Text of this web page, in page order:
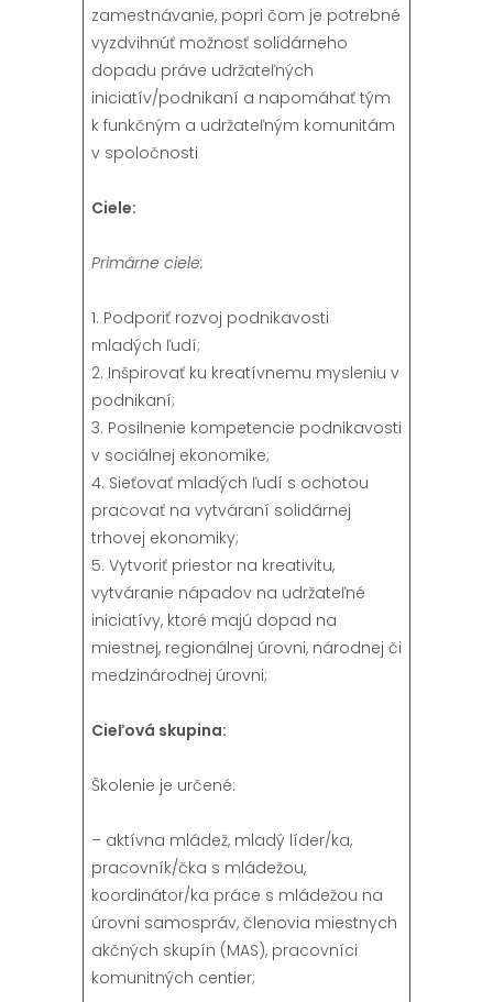
zamestnávanie, popri čom je potrebné
vyzdvihnúť možnosť solidárneho
dopadu práve udržateľných
iniciatív/podnikaní a napomáhať tým
k funkčným a udržateľným komunitám
v spoločnosti
Ciele:
Primárne ciele:
1. Podporiť rozvoj podnikavosti
mladých ľudí;
2. Inšpirovať ku kreatívnemu mysleniu v
podnikaní;
3. Posilnenie kompetencie podnikavosti
v sociálnej ekonomike;
4. Sieťovať mladých ľudí s ochotou
pracovať na vytváraní solidárnej
trhovej ekonomiky;
5. Vytvoriť priestor na kreativitu,
vytváranie nápadov na udržateľné
iniciatívy, ktoré majú dopad na
miestnej, regionálnej úrovni, národnej či
medzinárodnej úrovni;
Cieľová skupina:
Školenie je určené:
– aktívna mládež, mladý líder/ka,
pracovník/čka s mládežou,
koordinátor/ka práce s mládežou na
úrovni samospráv, členovia miestnych
akčných skupín (MAS), pracovníci
komunitných centier;